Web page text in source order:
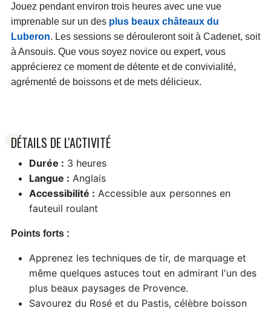
Jouez pendant environ trois heures avec une vue
imprenable sur un des plus beaux châteaux du
Luberon. Les sessions se dérouleront soit à Cadenet, soit
à Ansouis. Que vous soyez novice ou expert, vous
apprécierez ce moment de détente et de convivialité,
agrémenté de boissons et de mets délicieux.
DÉTAILS DE L'ACTIVITÉ
Durée : 3 heures
Langue : Anglais
Accessibilité : Accessible aux personnes en
fauteuil roulant
Points forts :
Apprenez les techniques de tir, de marquage et
même quelques astuces tout en admirant l'un des
plus beaux paysages de Provence.
Savourez du Rosé et du Pastis, célèbre boisson